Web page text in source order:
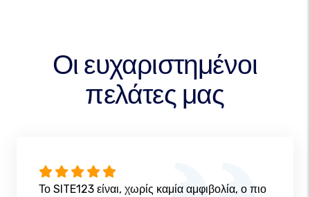
Οι ευχαριστημένοι
πελάτες μας
Το SITE123 είναι, χωρίς καμία αμφιβολία, ο πιο